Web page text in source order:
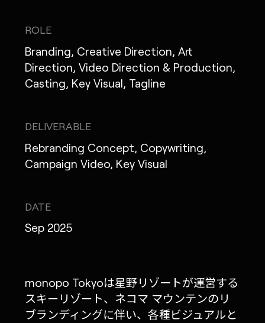
MONOPO LONDON
MONOPO NEW YORK
POWERED.BYTOKYO
ATELIER
ROLE
Branding, Creative Direction, Art
Direction, Video Direction & Production,
Casting, Key Visual, Tagline
DELIVERABLE
Rebranding Concept, Copywriting,
Campaign Video, Key Visual
DATE
Sep 2025
monopo Tokyoは星野リゾートが運営する
スキーリゾート、ネコマ マウンテンのリ
ブランディングに伴い、各種ビジュアルと